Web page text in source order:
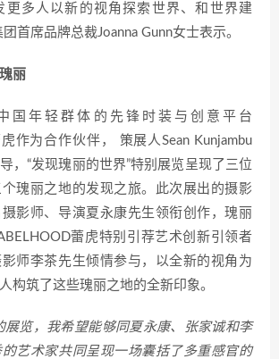
更多人以新的视角探索世界、和世界建
首席品牌总裁Joanna Gunn女士表示。
丽
国年轻群体的先锋时装与创意平台
作为合作伙伴， 策展人Sean Kunjambu
，“发现瑰丽的世界”特别展览呈现了三位
瑰丽之地的发现之旅。此次展出的摄影
影师、导演夏永康先生领衔创作，瑰丽
蕾虎特别引荐艺术创新引领者
师李茶先生倾情参与，以全新的视角为
构筑了这些瑰丽之地的全新印象。
展览，我希望能够同夏永康、张家诚和李
艺术家共同呈现一场囊括了多重感官的